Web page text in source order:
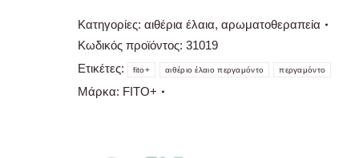
Bergamia
10ml
Κατηγορίες: αιθέρια έλαια, αρωματοθεραπεία
Κωδικός προϊόντος: 31019
Ετικέτες:
fito+ αιθέριο έλαιο περγαμόντο περγαμόντο
Μάρκα: FITO+